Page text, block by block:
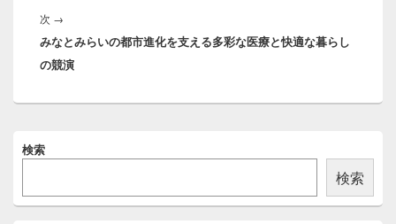
シ
ョ
ン
次 →
の
投
みなとみらいの都市進化を支える多彩な医療と快適な暮らし
の競演
イ
イ
検索
検索